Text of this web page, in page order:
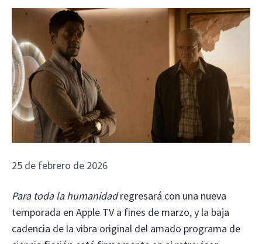
25 de febrero de 2026
Para toda la humanidadregresará con una nueva
temporada en Apple TV a fines de marzo, y la baja
cadencia de la vibra original del amado programa de